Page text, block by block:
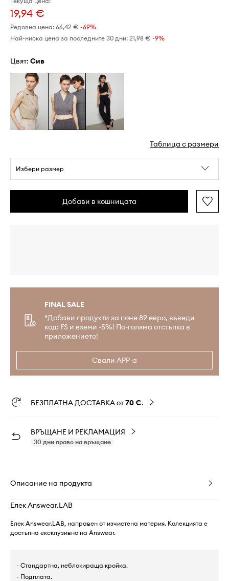
19,94 €
Редовна цена: 66,42 € -69%
Най-ниска цена за последните 30 дни: 21,98 € -9%
Цвят: сив
Таблица с размери
Избери размер
Добави в кошницата
FINAL SALE
*Добави продукти за поне 89 евро, въведи
код: FS и вземи -5%! По-голяма отстъпка в
приложението!
Свали APP-а
БЕЗПЛАТНА ДОСТАВКА от70 €.
ВРЪЩАНЕ И РЕКЛАМАЦИЯ
30 дни право на връщане
Описание на продукта
Елек Answear.LAB
Елек Answear.LAB, направен от изчистена материя. Колекцията е
достъпна ексклузивно на Answear.
- Стандартна, неблокираща кройка.
- Подплата.